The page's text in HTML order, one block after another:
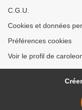
C.G.U.
Cookies et données
Préférences cookies
Voir le profil de